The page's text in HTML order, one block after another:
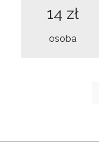
14 zł
osoba